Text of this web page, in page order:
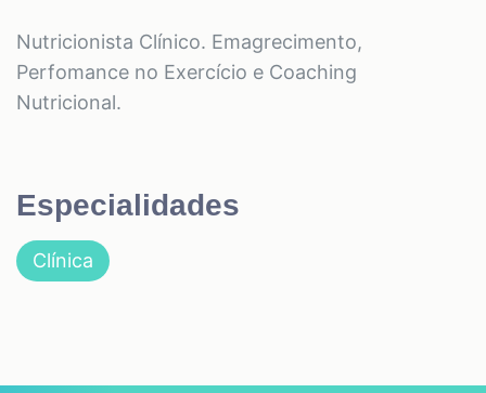
Nutricionista Clínico. Emagrecimento,
Perfomance no Exercício e Coaching
Nutricional.
Especialidades
Clínica